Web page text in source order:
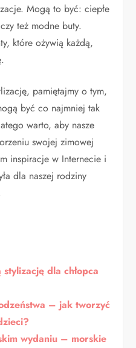
Mogą to być: ciepłe
też modne buty.
które ożywią każdą,
pamiętajmy o tym,
być co najmniej tak
warto, aby nasze
swojej zimowej
inspiracje w Internecie i
dla naszej rodziny
dla chłopca
– jak tworzyć
wydaniu – morskie